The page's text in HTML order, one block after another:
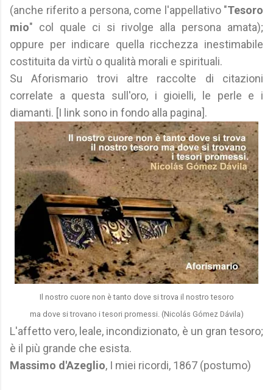
(anche riferito a persona, come l'appellativo "Tesoro
mio" col quale ci si rivolge alla persona amata);
oppure per indicare quella ricchezza inestimabile
costituita da virtù o qualità morali e spirituali.
Su Aforismario trovi altre raccolte di citazioni
correlate a questa sull'oro, i gioielli, le perle e i
diamanti. [I link sono in fondo alla pagina].
Il nostro cuore non è tanto dove si trova il nostro tesoro
ma dove si trovano i tesori promessi. (Nicolás Gómez Dávila)
L'affetto vero, leale, incondizionato, è un gran tesoro;
è il più grande che esista.
Massimo d'Azeglio, I miei ricordi, 1867 (postumo)